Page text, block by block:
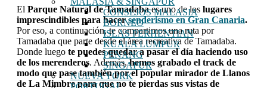
CONSEJOS MALASIA
BORNEO
ISLAS PERHENTIAN
KUALA LUMPUR
PENANG
SINGAPUR
NUEVA YORK
El Parque Natural de Tamadabaes uno de los lugares
imprescindibles para hacersenderismo en Gran Canaria.
Por eso, a continuación, te compartimos una ruta por
Tamadaba que parte desde el área recreativa de Tamadaba.
Donde luego te puedes quedar a pasar el día haciendo uso
de los merenderos. Además,hemos grabado el track de
modo que pase también por el popular mirador de Llanos
de La Mimbre para que no te pierdas sus vistas de